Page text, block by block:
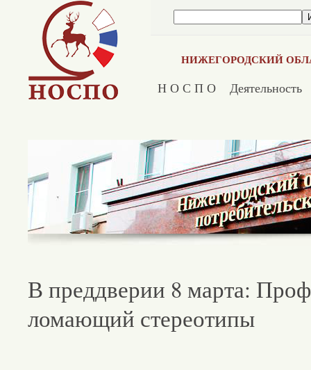
Н О С П О Деятельность
НИЖЕГОРОДСКИЙ
В преддверии 8 марта:
ломающий стереотипы